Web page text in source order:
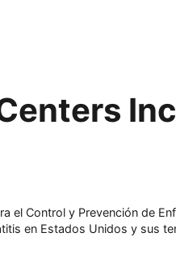
el Control y Prevención de
en Estados Unidos y sus